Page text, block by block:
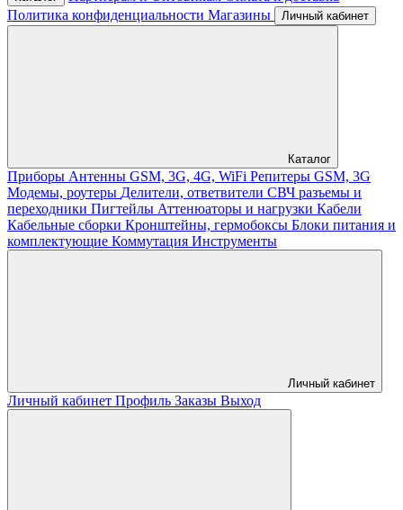
Политика конфиденциальности Магазины Личный кабинет
Каталог
Приборы Антенны GSM, 3G, 4G, WiFi Репитеры GSM, 3G
Модемы, роутеры Делители, ответвители СВЧ разъемы и
переходники Пигтейлы Аттенюаторы и нагрузки Кабели
Кабельные сборки Кронштейны, гермобоксы Блоки питания и
комплектующие Коммутация Инструменты
Личный кабинет
Личный кабинет Профиль Заказы Выход